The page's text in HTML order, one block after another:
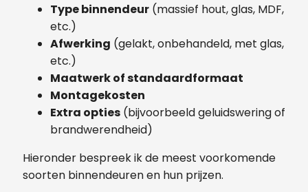
Type binnendeur (massief hout, glas, MDF,
etc.)
Afwerking (gelakt, onbehandeld, met glas,
etc.)
Maatwerk of standaardformaat
Montagekosten
Extra opties (bijvoorbeeld geluidswering of
brandwerendheid)
Hieronder bespreek ik de meest voorkomende
soorten binnendeuren en hun prijzen.